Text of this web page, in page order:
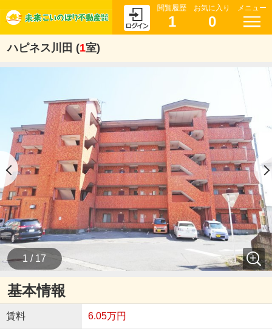
閲覧履歴
1
お気に入り
0
メニュー
ハピネス川田 (1室)
1 / 17
基本情報
賃料 6.05万円